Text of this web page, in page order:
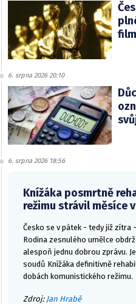
6. srpna 2026 20:10
6. srpna 2026 18:56
Knížáka posmrtně
režimu strávil měsíce
Česko se v pátek - tedy již zítra
Rodina zesnulého umělce
alespoň jednu dobrou zprávu.
soudů Knížáka definitivně
dobách komunistického režimu.
Zdroj: Jan Hrabě